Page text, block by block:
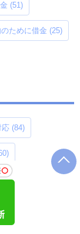
(51)
ために借金 (25)
応 (84)
連絡